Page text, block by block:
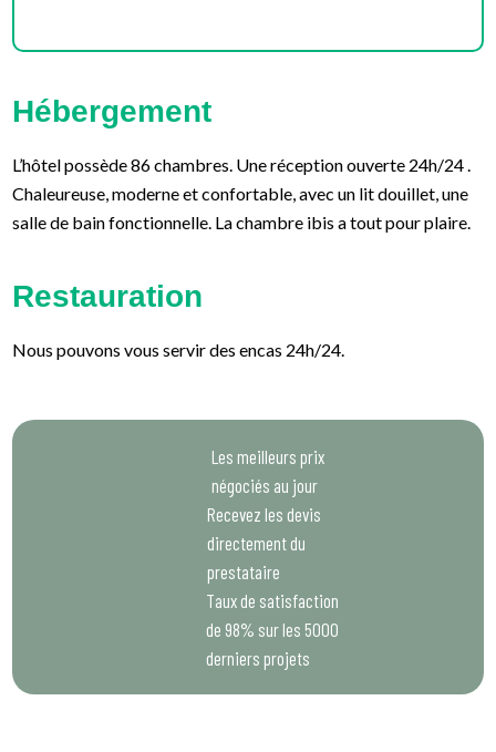
Hébergement
L’hôtel possède 86 chambres. Une réception ouverte 24h/24 .
Chaleureuse, moderne et confortable, avec un lit douillet, une
salle de bain fonctionnelle. La chambre ibis a tout pour plaire.
Restauration
Nous pouvons vous servir des encas 24h/24.
Les meilleurs prix
négociés au jour
Recevez les devis
directement du
prestataire
Taux de satisfaction
de 98% sur les 5000
derniers projets